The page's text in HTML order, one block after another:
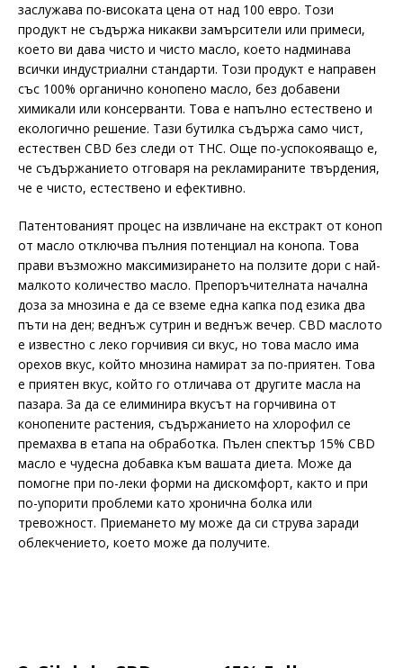
заслужава по-високата цена от над 100 евро. Този
продукт не съдържа никакви замърсители или примеси,
което ви дава чисто и чисто масло, което надминава
всички индустриални стандарти. Този продукт е направен
със 100% органично конопено масло, без добавени
химикали или консерванти. Това е напълно естествено и
екологично решение. Тази бутилка съдържа само чист,
естествен CBD без следи от THC. Още по-успокояващо е,
че съдържанието отговаря на рекламираните твърдения,
че е чисто, естествено и ефективно.
Патентованият процес на извличане на екстракт от коноп
от масло отключва пълния потенциал на конопа. Това
прави възможно максимизирането на ползите дори с най-
малкото количество масло. Препоръчителната начална
доза за мнозина е да се вземе една капка под езика два
пъти на ден; веднъж сутрин и веднъж вечер. CBD маслото
е известно с леко горчивия си вкус, но това масло има
орехов вкус, който мнозина намират за по-приятен. Това
е приятен вкус, който го отличава от другите масла на
пазара. За да се елиминира вкусът на горчивина от
конопените растения, съдържанието на хлорофил се
премахва в етапа на обработка. Пълен спектър 15% CBD
масло е чудесна добавка към вашата диета. Може да
помогне при по-леки форми на дискомфорт, както и при
по-упорити проблеми като хронична болка или
тревожност. Приемането му може да си струва заради
облекчението, което може да получите.